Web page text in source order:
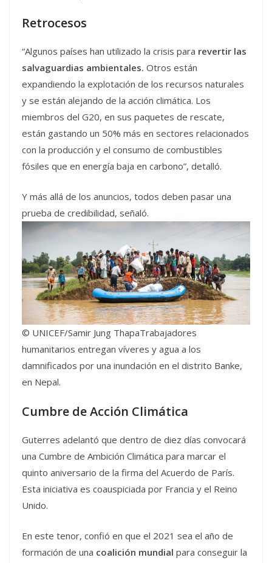
Retrocesos
“Algunos países han utilizado la crisis para revertir las
salvaguardias ambientales. Otros están
expandiendo la explotación de los recursos naturales
y se están alejando de la acción climática. Los
miembros del G20, en sus paquetes de rescate,
están gastando un 50% más en sectores relacionados
con la producción y el consumo de combustibles
fósiles que en energía baja en carbono”, detalló.
Y más allá de los anuncios, todos deben pasar una
prueba de credibilidad, señaló.
© UNICEF/Samir Jung ThapaTrabajadores
humanitarios entregan víveres y agua a los
damnificados por una inundación en el distrito Banke,
en Nepal.
Cumbre de Acción Climática
Guterres adelantó que dentro de diez días convocará
una Cumbre de Ambición Climática para marcar el
quinto aniversario de la firma del Acuerdo de París.
Esta iniciativa es coauspiciada por Francia y el Reino
Unido.
En este tenor, confió en que el 2021 sea el año de
formación de una coalición mundial para conseguir la